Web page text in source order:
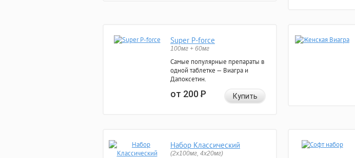
Super P-force
100мг + 60мг
Самые популярные препараты в
одной таблетке — Виагра и
Дапоксетин.
от 200Р Купить
Набор Классический
(2x100мг, 4x20мг)